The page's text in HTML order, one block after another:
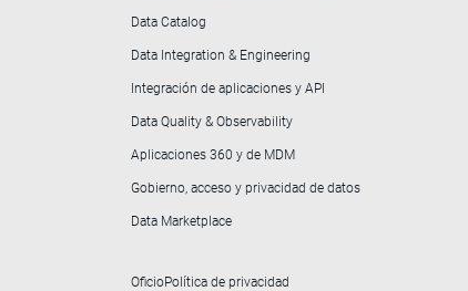
Data Catalog
Data Integration & Engineering
Integración de aplicaciones y API
Data Quality & Observability
Aplicaciones 360 y de MDM
Gobierno, acceso y privacidad de datos
Data Marketplace
OficioPolítica de privacidad